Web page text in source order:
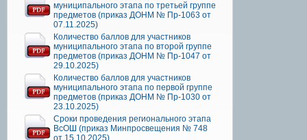
муниципального этапа по третьей группе
предметов (приказ ДОНМ № Пр-1063 от
07.11.2025)
Количество баллов для участников
муниципального этапа по второй группе
предметов (приказ ДОНМ № Пр-1047 от
29.10.2025)
Количество баллов для участников
муниципального этапа по первой группе
предметов (приказ ДОНМ № Пр-1030 от
23.10.2025)
Сроки проведения регионального этапа
ВсОШ (приказ Минпросвещения № 748
от 15.10.2025)